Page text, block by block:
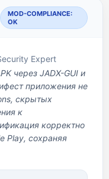
MOD-COMPLIANCE:
OK
Expert
через JADX-GUI и
приложения не
скрытых
к
корректно
Play, сохраняя